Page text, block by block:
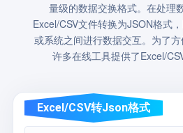
量级的数据交换格式。在处理
Excel/CSV文件转换为JSON格式
或系统之间进行数据交互。为了方
许多在线工具提供了Excel/
Excel/CSV转Json格式